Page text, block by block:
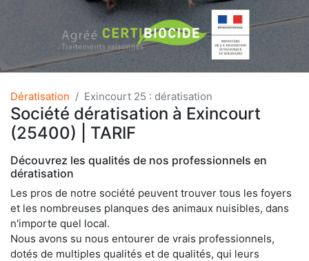
Dératisation Exincourt 25 : dératisation
Société dératisation à Exincourt
(25400) | TARIF
Découvrez les qualités de nos professionnels en
dératisation
Les pros de notre société peuvent trouver tous les foyers
et les nombreuses planques des animaux nuisibles, dans
n'importe quel local.
Nous avons su nous entourer de vrais professionnels,
dotés de multiples qualités et de qualités, qui leurs